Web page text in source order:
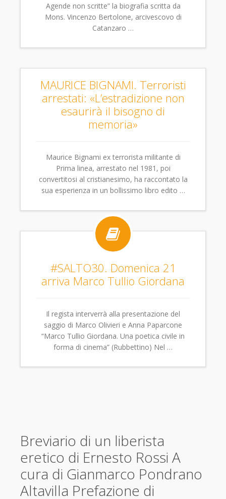
Agende non scritte” la biografia scritta da
Mons. Vincenzo Bertolone, arcivescovo di
Catanzaro …
MAURICE BIGNAMI. Terroristi
arrestati: «L’estradizione non
esaurirà il bisogno di
memoria»
Maurice Bignami ex terrorista militante di
Prima linea, arrestato nel 1981, poi
convertitosi al cristianesimo, ha raccontato la
sua esperienza in un bollissimo libro edito …

#SALTO30. Domenica 21
arriva Marco Tullio Giordana
Il regista interverrà alla presentazione del
saggio di Marco Olivieri e Anna Paparcone
“Marco Tullio Giordana. Una poetica civile in
forma di cinema” (Rubbettino) Nel …
Breviario di un liberista
eretico di Ernesto Rossi A
cura di Gianmarco Pondrano
Altavilla Prefazione di